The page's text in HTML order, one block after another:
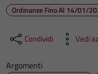
Ordinanze Fino Al 14/01/
Condividi Vedi
Argomenti